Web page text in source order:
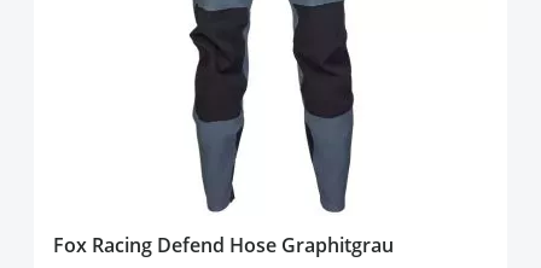
Fox Racing Defend Hose Graphitgrau